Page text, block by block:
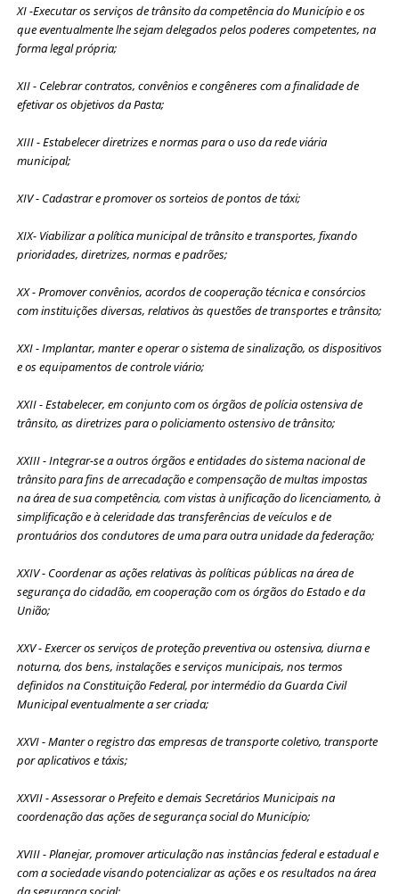
XI -Executar os serviços de trânsito da competência do Município e os
que eventualmente lhe sejam delegados pelos poderes competentes, na
forma legal própria;
XII - Celebrar contratos, convênios e congêneres com a finalidade de
efetivar os objetivos da Pasta;
XIII - Estabelecer diretrizes e normas para o uso da rede viária
municipal;
XIV - Cadastrar e promover os sorteios de pontos de táxi;
XIX- Viabilizar a política municipal de trânsito e transportes, fixando
prioridades, diretrizes, normas e padrões;
XX - Promover convênios, acordos de cooperação técnica e consórcios
com instituições diversas, relativos às questões de transportes e trânsito;
XXI - Implantar, manter e operar o sistema de sinalização, os dispositivos
e os equipamentos de controle viário;
XXII - Estabelecer, em conjunto com os órgãos de polícia ostensiva de
trânsito, as diretrizes para o policiamento ostensivo de trânsito;
XXIII - Integrar-se a outros órgãos e entidades do sistema nacional de
trânsito para fins de arrecadação e compensação de multas impostas
na área de sua competência, com vistas à unificação do licenciamento, à
simplificação e à celeridade das transferências de veículos e de
prontuários dos condutores de uma para outra unidade da federação;
XXIV - Coordenar as ações relativas às políticas públicas na área de
segurança do cidadão, em cooperação com os órgãos do Estado e da
União;
XXV - Exercer os serviços de proteção preventiva ou ostensiva, diurna e
noturna, dos bens, instalações e serviços municipais, nos termos
definidos na Constituição Federal, por intermédio da Guarda Civil
Municipal eventualmente a ser criada;
XXVI - Manter o registro das empresas de transporte coletivo, transporte
por aplicativos e táxis;
XXVII - Assessorar o Prefeito e demais Secretários Municipais na
coordenação das ações de segurança social do Município;
XVIII - Planejar, promover articulação nas instâncias federal e estadual e
com a sociedade visando potencializar as ações e os resultados na área